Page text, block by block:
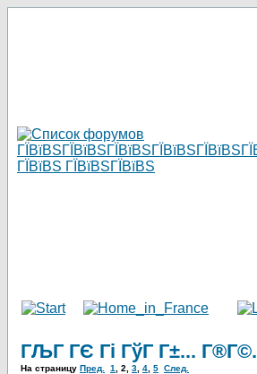
ГЉГ ГЄ Гі ГўГ Г±... Г®Г©.
На страницу Пред. 1 2 3 4 5 След.